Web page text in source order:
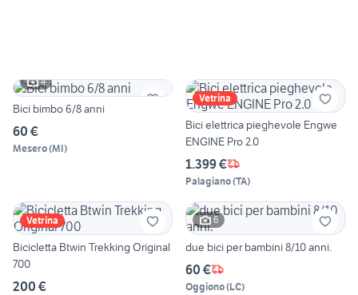
4
Bici bimbo 6/8 anni
60 €
Mesero(MI)
Vetrina
Bici elettrica pieghevole Engwe
ENGINE Pro 2.0
1.399 €
Palagiano(TA)
Vetrina
Bicicletta Btwin Trekking Original
700
200 €
6
due bici per bambini 8/10 anni.
60 €
Oggiono(LC)